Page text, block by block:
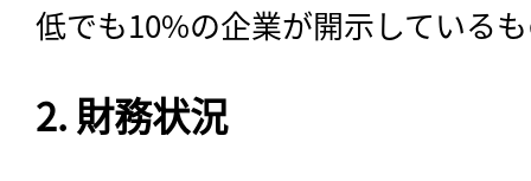
低でも10%の企業が開示している
2. 財務状況